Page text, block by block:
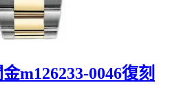
m126233-0046復刻